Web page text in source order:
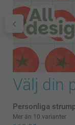
Välj din
Personliga
Mer än 10 varianter